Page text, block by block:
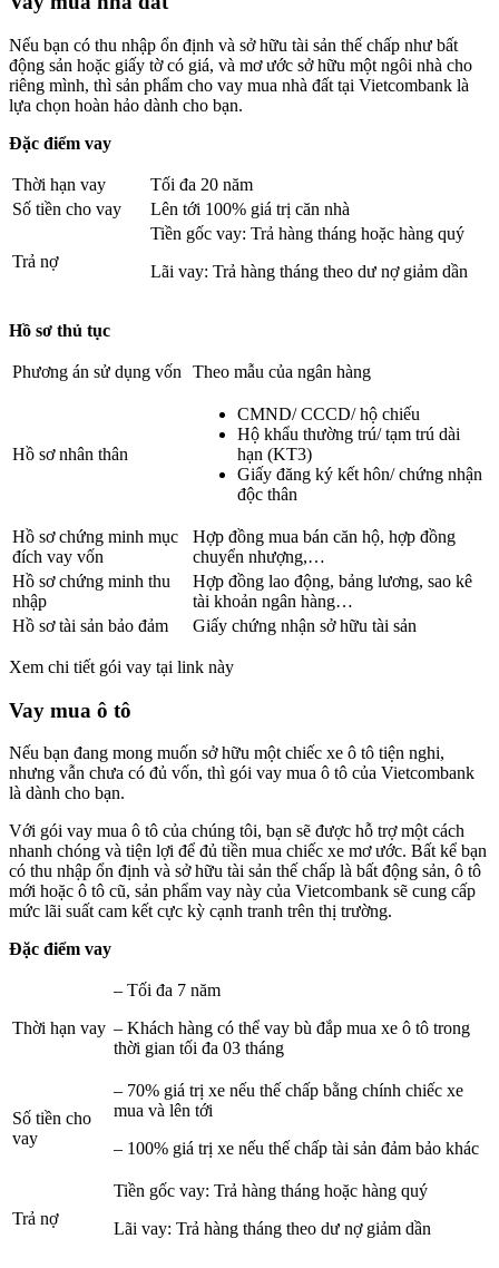
Nếu bạn có thu nhập ổn định và sở hữu tài sản thế chấp như bất
động sản hoặc giấy tờ có giá, và mơ ước sở hữu một ngôi nhà cho
riêng mình, thì sản phẩm cho vay mua nhà đất tại Vietcombank là
lựa chọn hoàn hảo dành cho bạn.
Đặc điểm vay
Thời hạn vay
Tối đa 20 năm
Số tiền cho vay
Lên tới 100% giá trị căn nhà
Trả nợ
Tiền gốc vay: Trả hàng tháng hoặc hàng quý
Lãi vay: Trả hàng tháng theo dư nợ giảm dần
Hồ sơ thủ tục
Phương án sử dụng vốn Theo mẫu của ngân hàng
Hồ sơ nhân thân
CMND/ CCCD/ hộ chiếu
Hộ khẩu thường trú/ tạm trú dài
hạn (KT3)
Giấy đăng ký kết hôn/ chứng nhận
độc thân
Hồ sơ chứng minh mục
đích vay vốn
Hợp đồng mua bán căn hộ, hợp đồng
chuyển nhượng,…
Hồ sơ chứng minh thu
nhập
Hợp đồng lao động, bảng lương, sao kê
tài khoản ngân hàng…
Hồ sơ tài sản bảo đảm
Giấy chứng nhận sở hữu tài sản
Xem chi tiết gói vay tại link này
Vay mua ô tô
Nếu bạn đang mong muốn sở hữu một chiếc xe ô tô tiện nghi,
nhưng vẫn chưa có đủ vốn, thì gói vay mua ô tô của Vietcombank
là dành cho bạn.
Với gói vay mua ô tô của chúng tôi, bạn sẽ được hỗ trợ một cách
nhanh chóng và tiện lợi để đủ tiền mua chiếc xe mơ ước. Bất kể bạn
có thu nhập ổn định và sở hữu tài sản thế chấp là bất động sản, ô tô
mới hoặc ô tô cũ, sản phẩm vay này của Vietcombank sẽ cung cấp
mức lãi suất cam kết cực kỳ cạnh tranh trên thị trường.
Đặc điểm vay
Thời hạn vay
– Tối đa 7 năm
– Khách hàng có thể vay bù đắp mua xe ô tô trong
thời gian tối đa 03 tháng
Số tiền cho
vay
– 70% giá trị xe nếu thế chấp bằng chính chiếc xe
mua và lên tới
– 100% giá trị xe nếu thế chấp tài sản đảm bảo khác
Trả nợ
Tiền gốc vay: Trả hàng tháng hoặc hàng quý
Lãi vay: Trả hàng tháng theo dư nợ giảm dần